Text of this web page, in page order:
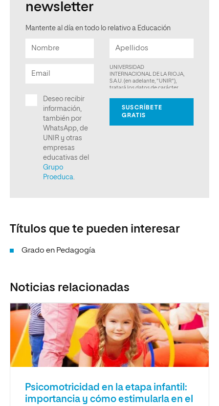
newsletter
Mantente al día en todo lo relativo a Educación
Títulos que te pueden interesar
Grado en Pedagogía
Noticias relacionadas
Psicomotricidad en la etapa infantil:
importancia y cómo estimularla en el